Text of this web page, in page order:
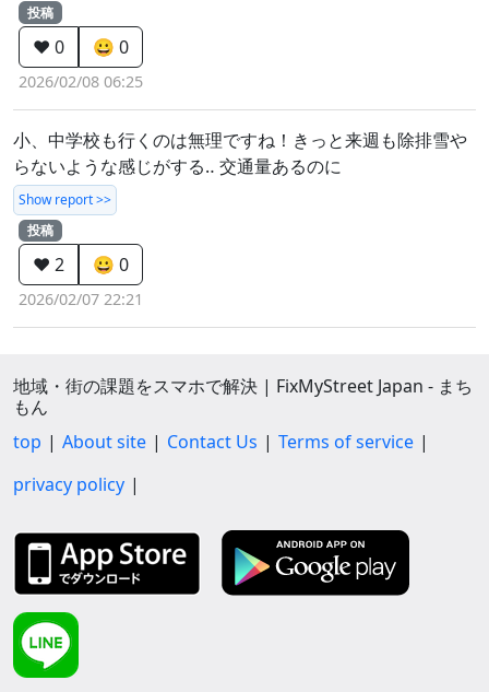
投稿
❤️ 0 😀 0
2026/02/08 06:25
小、中学校も行くのは無理ですね！きっと来週も除排雪や
らないような感じがする‥ 交通量あるのに
Show report >>
投稿
❤️ 2 😀 0
2026/02/07 22:21
地域・街の課題をスマホで解決 | FixMyStreet Japan - まち
もん
top
About site Contact Us
Terms of service
privacy policy